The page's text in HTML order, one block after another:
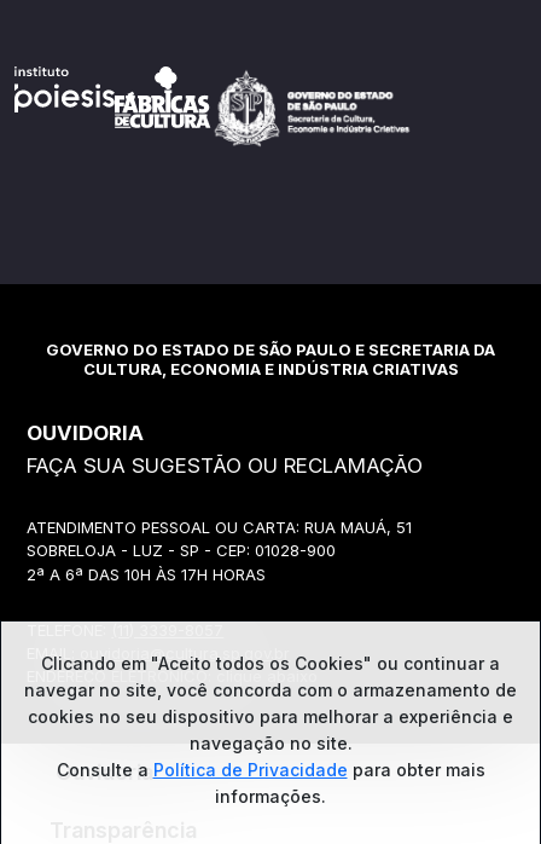
GOVERNO DO ESTADO DE SÃO PAULO E SECRETARIA DA
CULTURA, ECONOMIA E INDÚSTRIA CRIATIVAS
OUVIDORIA
FAÇA SUA SUGESTÃO OU RECLAMAÇÃO
ATENDIMENTO PESSOAL OU CARTA: RUA MAUÁ, 51
SOBRELOJA - LUZ - SP - CEP: 01028-900
2ª A 6ª DAS 10H ÀS 17H HORAS
EMAIL:
ouvidoria@cultura.sp.gov.br
ENDEREÇO ELETRÔNICO: clique abaixo
Ouvidoria
Clicando em "Aceito todos os Cookies" ou continuar a
navegar no site, você concorda com o armazenamento de
cookies no seu dispositivo para melhorar a experiência e
navegação no site.
Consulte a Política de Privacidade para obter mais
informações.